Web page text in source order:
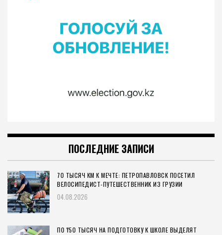
ПОСЛЕДНИЕ ЗАПИСИ
70 ТЫСЯЧ КМ К МЕЧТЕ: ПЕТРОПАВЛОВСК ПОСЕТИЛ
ВЕЛОСИПЕДИСТ-ПУТЕШЕСТВЕННИК ИЗ ГРУЗИИ
04.08.2026
ПО ₸50 ТЫСЯЧ НА ПОДГОТОВКУ К ШКОЛЕ ВЫДЕЛЯТ